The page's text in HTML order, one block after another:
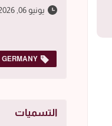
يونيو 06, 2026
GERMANY
التسميات